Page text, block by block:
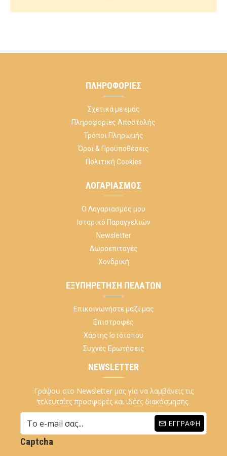
ΠΛΗΡΟΦΟΡΊΕΣ
Σχετικά με εμάς
Πληροφορίες Αποστολής
Τρόποι Πληρωμής
Όροι & Προϋποθέσεις
Πολιτική Cookies
ΛΟΓΑΡΙΑΣΜΌΣ
Ο Λογαριασμός μου
Ιστορικό Παραγγελιών
Newsletter
Δωροεπιταγές
Χονδρική
ΕΞΥΠΗΡΈΤΗΣΗ ΠΕΛΑΤΏΝ
Επικοινωνήστε μαζί μας
Επιστροφές
Χάρτης Ιστότοπου
Συχνές Ερωτήσεις
NEWSLETTER
Γράψου στο Newsletter μας για να λαμβάνεις τις
τελευταίες προσφορές και ιδέες διακόσμησης.
ΕΓΓΡΑΦΉ
Captcha